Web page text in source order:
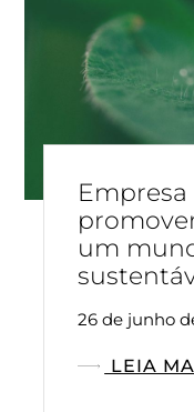
um
26 de junho
LEIA